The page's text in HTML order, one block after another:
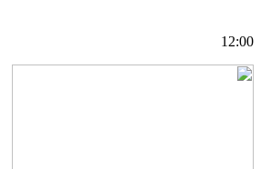
12:00